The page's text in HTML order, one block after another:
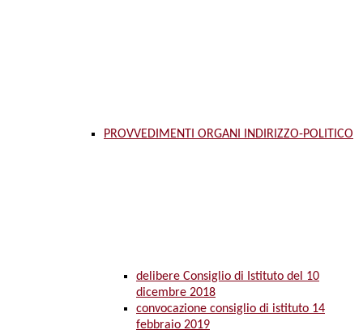
PROVVEDIMENTI ORGANI INDIRIZZO-POLITICO
delibere Consiglio di Istituto del 10
dicembre 2018
convocazione consiglio di istituto 14
febbraio 2019